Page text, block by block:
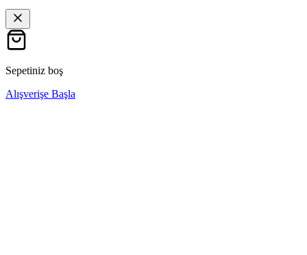
Sepetiniz boş
Alışverişe Başla